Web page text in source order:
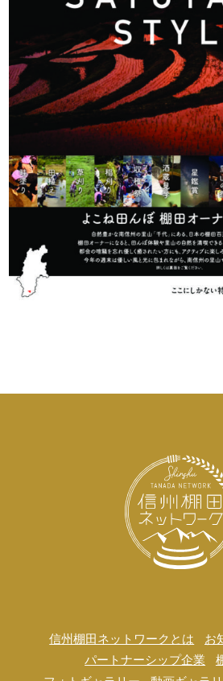
信州棚田ネットワークとは お
パートナーシップ企業